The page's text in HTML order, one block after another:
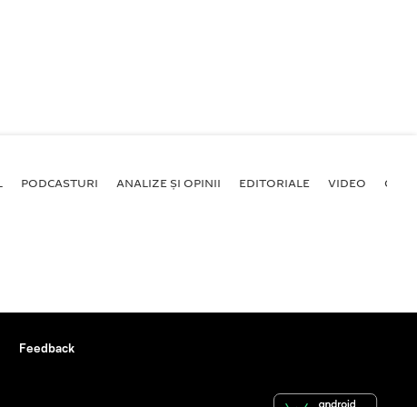
PODCASTURI ANALIZE ȘI OPINII EDITORIALE VIDEO
Feedback